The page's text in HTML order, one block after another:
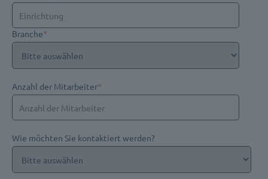
Branche*
Anzahl der Mitarbeiter*
Wie möchten Sie kontaktiert werden?